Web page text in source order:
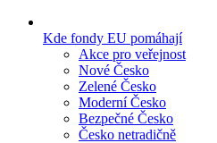
Kde fondy EU pomáhají
Akce pro veřejnost
Nové Česko
Zelené Česko
Moderní Česko
Bezpečné Česko
Česko netradičně